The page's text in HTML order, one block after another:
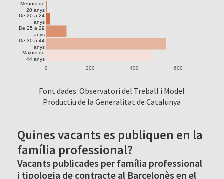
0 200 400 600
Menors de
20 anys
De 20 a 24
anys
De 25 a 29
anys
De 30 a 44
anys
Majors de
44 anys
Font dades: Observatori del Treball i Model
Productiu de la Generalitat de Catalunya
Quines vacants es publiquen en la
família professional?
Vacants publicades per família professional
i tipologia de contracte al Barcelonès en el